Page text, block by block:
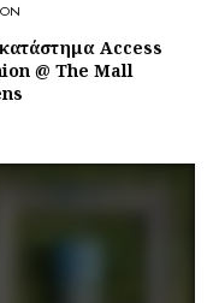
Access
@ The Mall